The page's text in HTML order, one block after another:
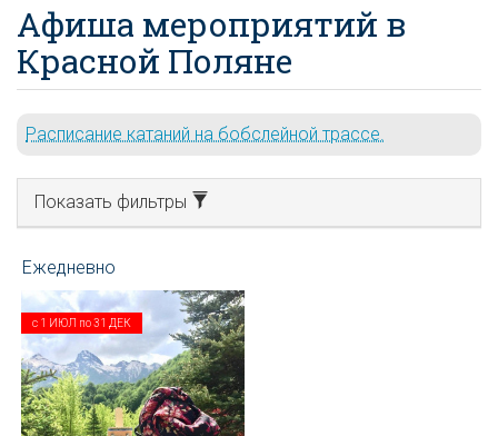
Афиша мероприятий в
Красной Поляне
Расписание катаний на бобслейной трассе.
Показать фильтры
с 1 ИЮЛ по31 ДЕК